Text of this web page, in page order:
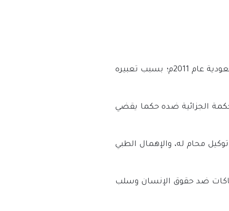
يكابد الصحفي نذير الماجد معاناة الحبس التعسفي منذ اعتقاله من قبل السلطة السعودية عام 2011م؛ بسبب تعبيره
حتى يناير 2017م، حيث أصدرت المحكمة الجزائية ضده حكما يقضي
محام له، والإهمال الطبي
ضد حقوق الإنسان وسلب